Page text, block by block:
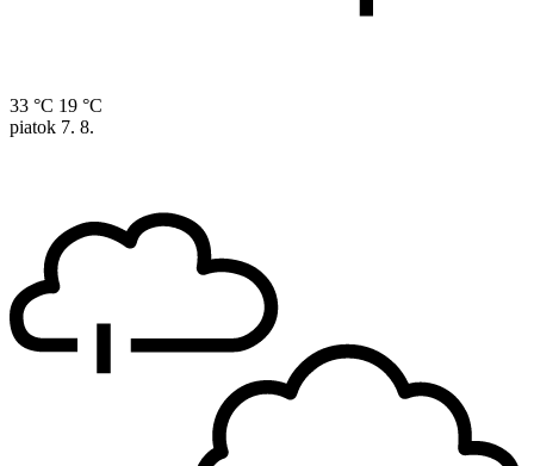
33 °C 19 °C
piatok 7. 8.